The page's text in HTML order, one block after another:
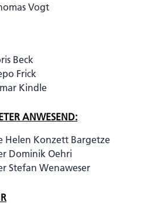
Vogt
Beck
Frick
Kindle
ANWESEND:
Helen Konzett Bargetze
Dominik Oehri
Stefan Wenaweser